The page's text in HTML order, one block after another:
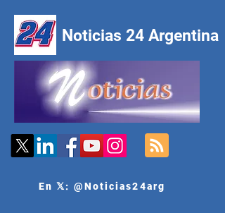
Noticias 24 Argentina
En 𝕏: @Noticias24arg